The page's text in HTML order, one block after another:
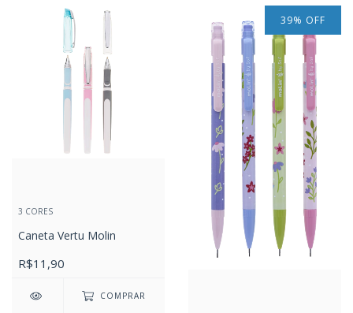
3 CORES
Caneta Vertu Molin
R$11,90
COMPRAR
39% OFF